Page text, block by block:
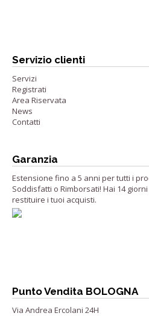
Servizio clienti
Servizi
Registrati
Area Riservata
News
Contatti
Garanzia
Estensione fino a 5 anni per tutti i
Soddisfatti o Rimborsati! Hai 14
restituire i tuoi acquisti.
Punto Vendita BOLOGNA
Via Andrea Ercolani 24H